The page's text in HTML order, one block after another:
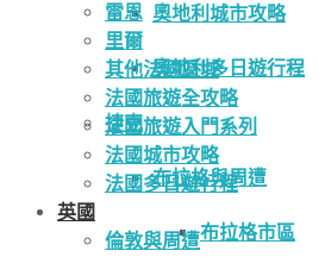
奧地利城市攻略
奧地利多日遊行程
捷克
布拉格與周遭
布拉格市區
雷恩
里爾
其他法國區域
法國旅遊全攻略
法國旅遊入門系列
法國城市攻略
法國多日遊行程
英國
倫敦與周遭